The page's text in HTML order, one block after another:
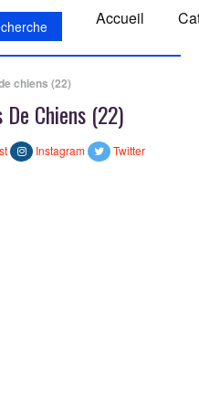
Accueil
chiens (22)
Chiens (22)
Instagram Twitter